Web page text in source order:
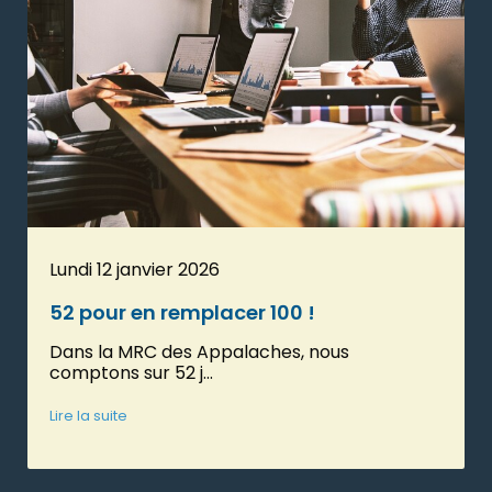
Lundi 12 janvier 2026
52 pour en remplacer 100 !
Dans la MRC des Appalaches, nous
comptons sur 52 j...
Lire la suite